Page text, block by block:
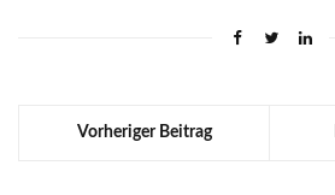
Vorheriger Beitrag